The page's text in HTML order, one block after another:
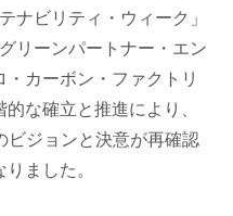
ナビリティ・ウィーク」
リーンパートナー・エン
カーボン・ファクトリ
な確立と推進により、
ビジョンと決意が再確認
ました。